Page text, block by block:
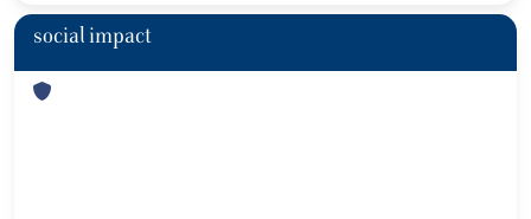
social impact